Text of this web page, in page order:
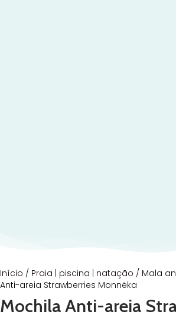
Início / Praia | piscina | natação / Mala
Anti-areia Strawberries Monnëka
Mochila Anti-areia